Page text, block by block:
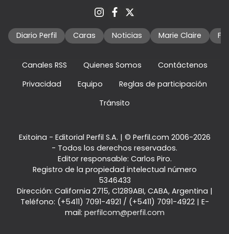
Diario Perfil Caras Noticias Marie Claire
Canales RSS Quienes Somos
Contáctenos
Privacidad
Equipo
Reglas de participación
Tránsito
Exitoina - Editorial Perfil S.A. | © Perfil.com 2006-2026
- Todos los derechos reservados.
Editor responsable: Carlos Piro.
Registro de la propiedad intelectual número
5346433
Dirección: California 2715, C1289ABI, CABA, Argentina |
Teléfono: (+5411) 7091-4921 / (+5411) 7091-4922| E-
mail: perfilcom@perfil.com